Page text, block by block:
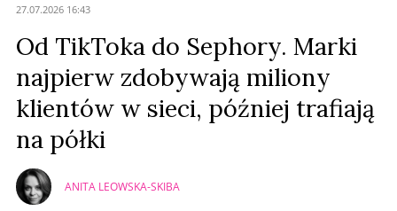
27.07.2026 16:43
Od TikToka do Sephory. Marki
najpierw zdobywają miliony
klientów w sieci, później trafiają
na półki
ANITA LEOWSKA-SKIBA